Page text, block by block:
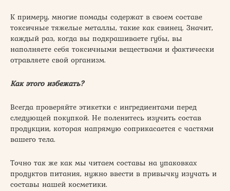
К примеру, многие помады содержат в своем составе
токсичные тяжелые металлы, такие как свинец. Значит,
каждый раз, когда вы подкрашиваете губы, вы
наполняете себя токсичными веществами и фактически
отравляете свой организм.
Как этого избежать?
Всегда проверяйте этикетки с ингредиентами перед
следующей покупкой. Не поленитесь изучить состав
продукции, которая напрямую соприкасается с частями
вашего тела.
Точно так же как мы читаем составы на упаковках
продуктов питания, нужно ввести в привычку изучать и
составы нашей косметики.